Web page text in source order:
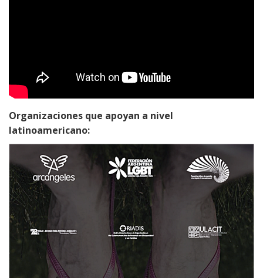
Organizaciones que apoyan a nivel
latinoamericano: